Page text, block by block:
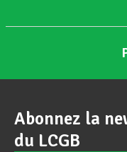
Abonnez la
du LCGB